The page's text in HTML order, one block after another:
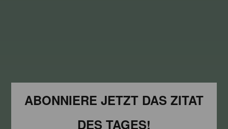
ABONNIERE JETZT DAS ZITAT
DES TAGES!